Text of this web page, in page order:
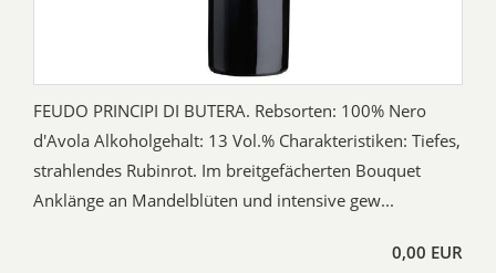
FEUDO PRINCIPI DI BUTERA. Rebsorten: 100% Nero
d'Avola Alkoholgehalt: 13 Vol.% Charakteristiken: Tiefes,
strahlendes Rubinrot. Im breitgefächerten Bouquet
Anklänge an Mandelblüten und intensive gew...
0,00 EUR